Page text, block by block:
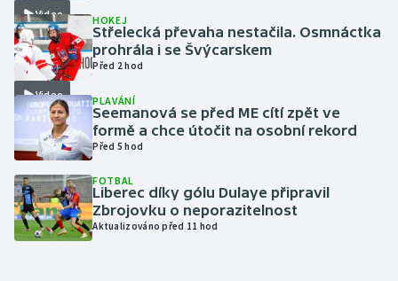
Lyže a snowboard
Moderní pětiboj
Motorsport
Olympijské hry
Parasport
Plavání
Video
Video
HOKEJ
Střelecká převaha nestačila. Osmnáctka
prohrála i se Švýcarskem
Před 2 hod
PLAVÁNÍ
Seemanová se před ME cítí zpět ve
formě a chce útočit na osobní rekord
Před 5 hod
FOTBAL
Liberec díky gólu Dulaye připravil
Zbrojovku o neporazitelnost
Aktualizováno před 11 hod